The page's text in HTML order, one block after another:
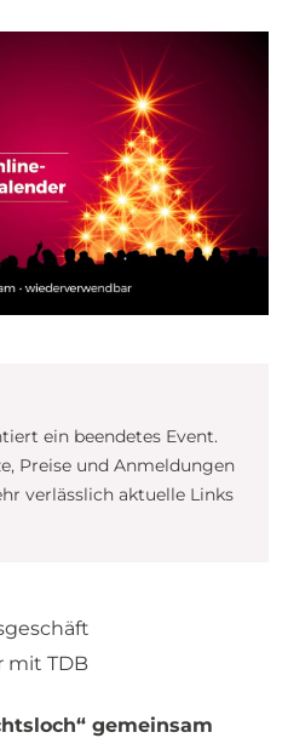
ein beendetes Event.
Preise und Anmeldungen
verlässlich aktuelle Links
mit TDB
gemeinsam